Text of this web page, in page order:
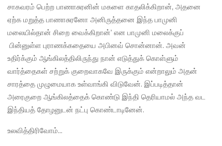
சாகவரம் பெற்ற பாணாசுரனின் மகளை காதலிக்கிறான், அதனை
ஏற்க மறுத்த பாணாசுரனோ அனிருத்தனை இந்த பாமுனி
மலையில்தான் சிறை வைக்கிறான்’ என பாமுனி மலைக்குப்
பின்னுள்ள புராணக்கதையை அபினவ் சொன்னான். அவன்
உதிர்க்கும் ஆங்கிலத்திலிருந்து நான் எடுத்துக் கொள்ளும்
வார்த்தைகள் சற்றுக் குறைவாகவே இருக்கும் என்றாலும் அதன்
சாரத்தை முழுமையாக உள்வாங்கி விடுவேன். இப்படித்தான்
அரைகுறை ஆங்கிலத்தைக் கொண்டு இந்தி தெரியாமல் அந்த வட
இந்தியத் தோழனுடன் நட்பு கொண்டாடினேன்.
உலவித்திரிவோம்...